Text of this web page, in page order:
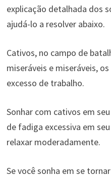
explicação detalhada dos
ajudá-lo a resolver abaixo.
Cativos, no campo de
miseráveis ​​e miseráveis,
excesso de trabalho.
Sonhar com cativos em
de fadiga excessiva em
relaxar moderadamente.
Se você sonha em se